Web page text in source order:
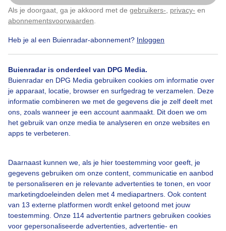
Als je doorgaat, ga je akkoord met de gebruikers- privacy- en
abonnementsvoorwaarden
Heb je al een Buienradar-abonnement? Inloggen
Buienradar is onderdeel van DPG Media.
Buienradar en DPG Media gebruiken cookies om informatie over
je apparaat, locatie, browser en surfgedrag te verzamelen. Deze
informatie combineren we met de gegevens die je zelf deelt met
ons, zoals wanneer je een account aanmaakt. Dit doen we om
het gebruik van onze media te analyseren en onze websites en
apps te verbeteren.
Daarnaast kunnen we, als je hier toestemming voor geeft, je
gegevens gebruiken om onze content, communicatie en aanbod
te personaliseren en je relevante advertenties te tonen, en voor
marketingdoeleinden delen met 4 mediapartners. Ook content
van 13 externe platformen wordt enkel getoond met jouw
toestemming. Onze 114 advertentie partners gebruiken cookies
voor gepersonaliseerde advertenties, advertentie- en
Vanochtend was het windstil en was geen rimpeltje op
het water Het water van dit vennetje werd daardoor
een spiegel De lucht was blauw met enkel een beetje
#spiegelglad_water #windstil #sluierbewolking
Een moment geduld aub...
Klik hierom dit aan te passen